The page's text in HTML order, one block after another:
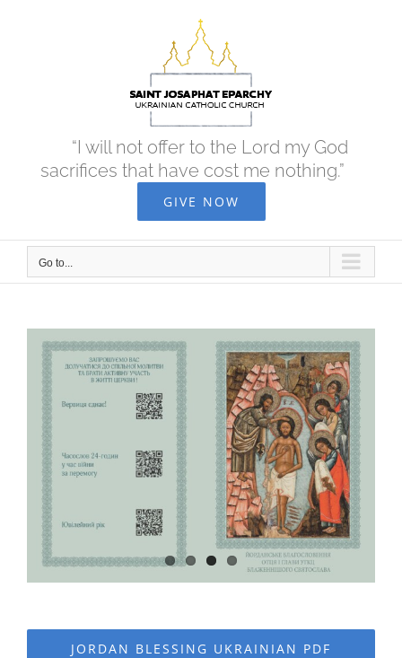
“I will not offer to the Lord my God
sacrifices that have cost me nothing.”
GIVE NOW
Go to...
JORDAN BLESSING UKRAINIAN PDF